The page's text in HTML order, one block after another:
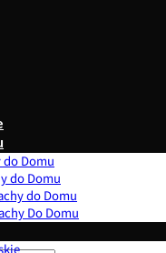
do Domu
do Domu
do Domu
Do Domu